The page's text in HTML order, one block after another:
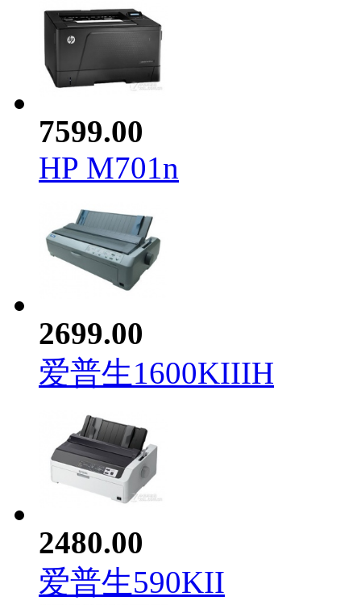
7599.00
HP M701n
2699.00
爱普生1600KIIIH
2480.00
爱普生590KII